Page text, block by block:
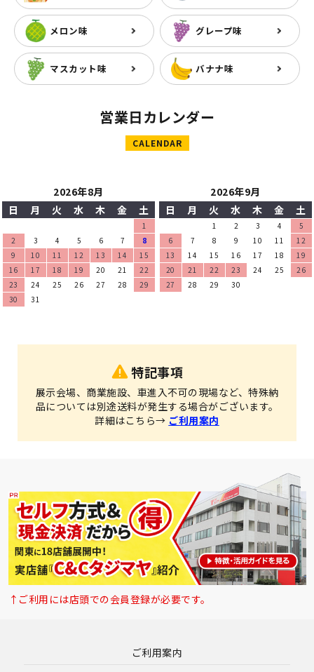
メロン味 グレープ味
マスカット味 バナナ味
営業日カレンダー
CALENDAR
2026年8月
日
月 火 水 木 金 土
1
2
3 4 5 6 7
8
9
10 11 12 13 14
15
16
17 18 19 20 21
22
23
24 25 26 27 28
29
30
31
2026年9月
日
月 火 水 木 金 土
1 2 3 4
5
6
7 8 9 10 11
12
13
14 15 16 17 18
19
20
21 22 23 24 25
26
27
28 29 30
特記事項
展示会場、商業施設、車進入不可の現場など、特殊納
品については別途送料が発生する場合がございます。
詳細はこちら→ ご利用案内
↑ご利用には店頭での会員登録が必要です。
ご利用案内